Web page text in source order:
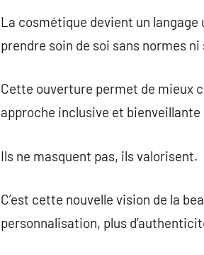
La cosmétique devient un
prendre soin de soi sans normes
Cette ouverture permet de mieux
approche inclusive et bienveillante
Ils ne masquent pas, ils valorisent.
C’est cette nouvelle vision de la
personnalisation, plus